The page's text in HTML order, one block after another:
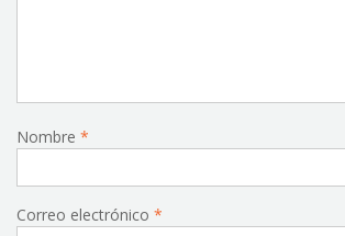
Nombre *
Correo electrónico *